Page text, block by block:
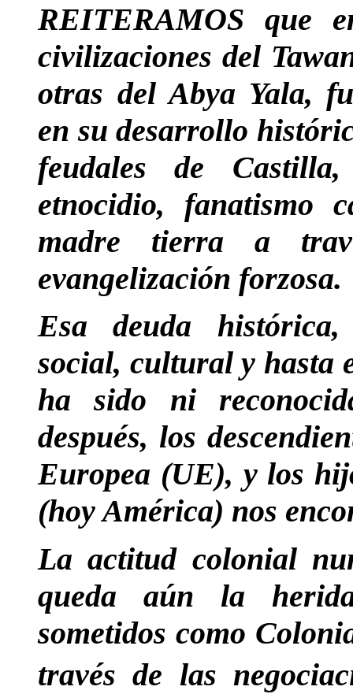
REITERAMOS que
civilizaciones del
otras del Abya Yala,
en su desarrollo
feudales de
etnocidio, fanatismo
madre tierra a
evangelización forzosa.
Esa deuda
social, cultural y hasta
ha sido ni
después, los
Europea (UE), y los
(hoy América) nos
La actitud colonial
queda aún la
sometidos como
través de las